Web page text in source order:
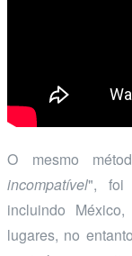
O mesmo
incompatível", foi
incluindo
lugares, no